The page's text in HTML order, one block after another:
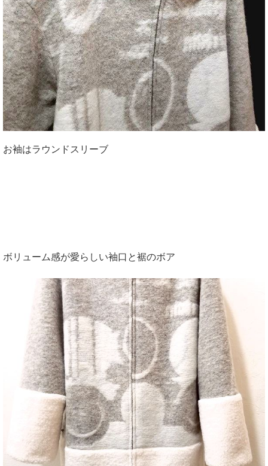
お袖はラウンドスリーブ
ボリューム感が愛らしい袖口と裾のボア